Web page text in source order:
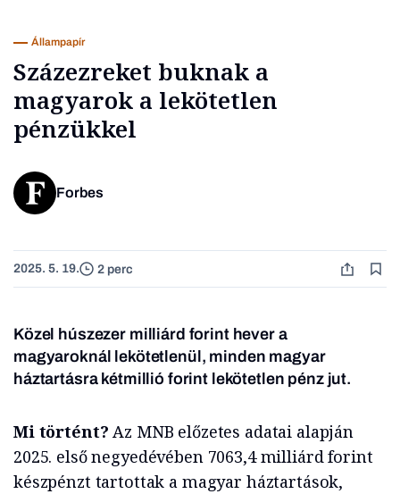
Állampapír
Százezreket buknak a
magyarok a lekötetlen
pénzükkel
Forbes
2025. 5. 19. 2 perc
Közel húszezer milliárd forint hever a
magyaroknál lekötetlenül, minden magyar
háztartásra kétmillió forint lekötetlen pénz jut.
Mi történt?Az MNB előzetes adatai alapján
2025. első negyedévében 7063,4 milliárd forint
készpénzt tartottak a magyar háztartások,